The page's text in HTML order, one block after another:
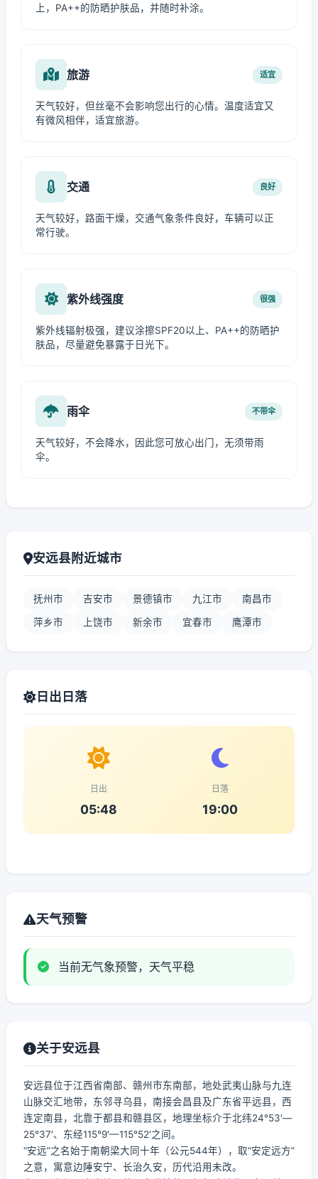
上，PA++的防晒护肤品，并随时补涂。
旅游 适宜
天气较好，但丝毫不会影响您出行的心情。温度适宜又
有微风相伴，适宜旅游。
交通 良好
天气较好，路面干燥，交通气象条件良好，车辆可以正
常行驶。
紫外线强度 很强
紫外线辐射极强，建议涂擦SPF20以上、PA++的防晒护
肤品，尽量避免暴露于日光下。
雨伞 不带伞
天气较好，不会降水，因此您可放心出门，无须带雨
伞。
安远县附近城市
抚州市 吉安市 景德镇市 九江市 南昌市
萍乡市 上饶市 新余市 宜春市 鹰潭市
日出日落
日出
05:48
日落
19:00
天气预警
当前无气象预警，天气平稳
关于安远县
安远县位于江西省南部、赣州市东南部，地处武夷山脉与九连
山脉交汇地带，东邻寻乌县，南接会昌县及广东省平远县，西
连定南县，北靠于都县和赣县区，地理坐标介于北纬24°53′—
25°37′、东经115°9′—115°52′之间。
“安远”之名始于南朝梁大同十年（公元544年），取“安定远方”
之意，寓意边陲安宁、长治久安，历代沿用未改。